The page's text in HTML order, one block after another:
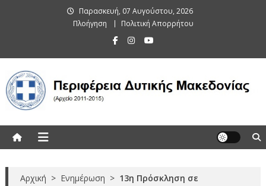
Παρασκευή, 07 Αυγούστου, 2026
Πλοήγηση
Πολιτική Απορρήτου
Αρχική > Ενημέρωση > 13η Πρόσκληση σε